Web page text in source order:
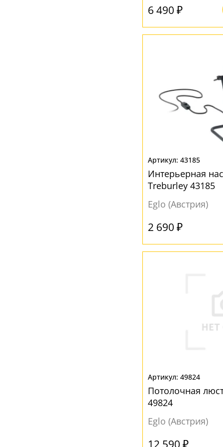
6 490 ₽
43185
Интерьерная
Treburley 43185
Eglo (Австрия)
2 690 ₽
49824
Потолочная
49824
Eglo (Австрия)
12 590 ₽